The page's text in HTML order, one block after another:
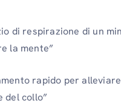
di respirazione di un
la mente”
rapido per
del collo”